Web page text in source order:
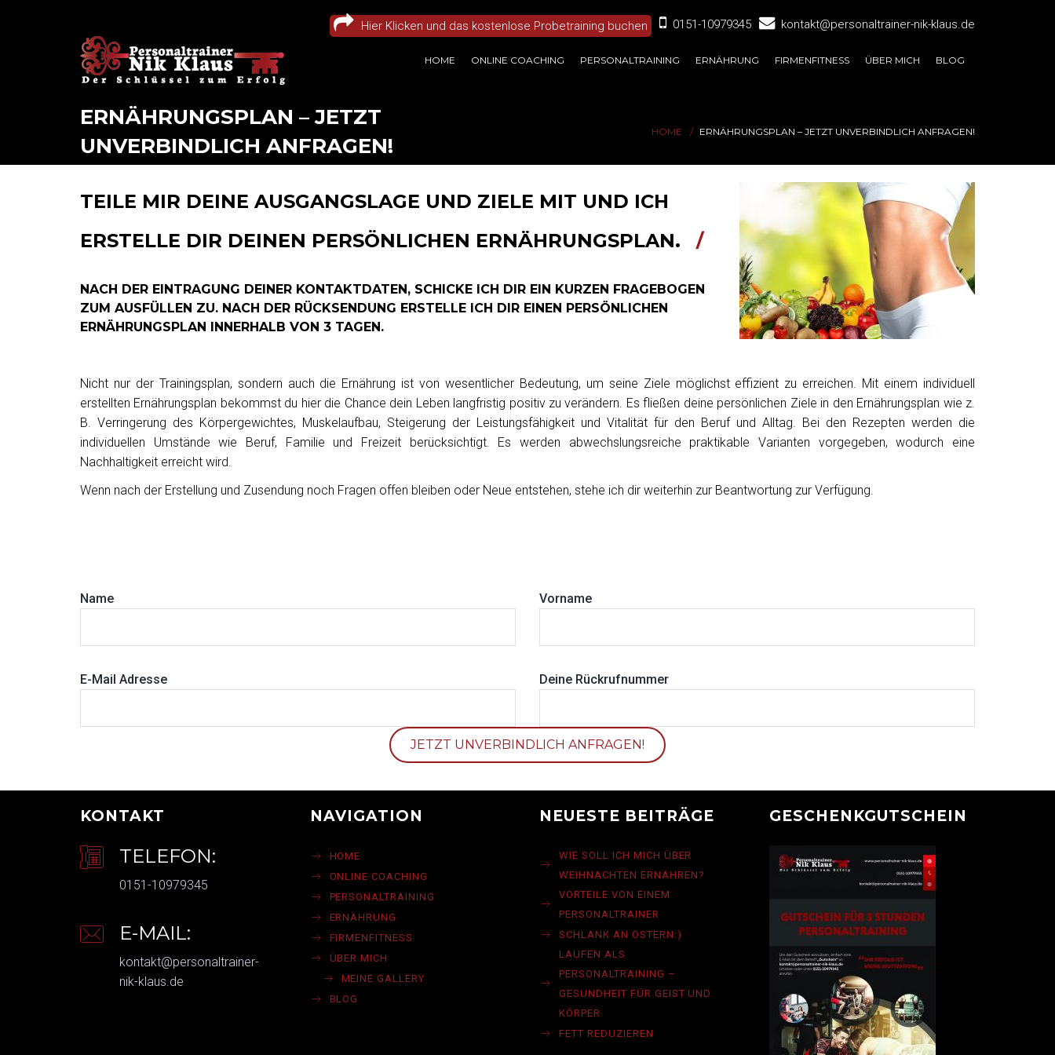
kontakt@personaltrainer-nik-klaus.de
0151-10979345
Hier Klicken und das kostenlose Probetraining buchen
HOME ONLINE COACHING PERSONALTRAINING ERNÄHRUNG FIRMENFITNESS ÜBER MICH BLOG
ERNÄHRUNGSPLAN – JETZT
UNVERBINDLICH ANFRAGEN!
HOME ERNÄHRUNGSPLAN – JETZT UNVERBINDLICH ANFRAGEN!
TEILE MIR DEINE AUSGANGSLAGE UND ZIELE MIT UND ICH
ERSTELLE DIR DEINEN PERSÖNLICHEN ERNÄHRUNGSPLAN.
NACH DER EINTRAGUNG DEINER KONTAKTDATEN, SCHICKE ICH DIR EIN KURZEN FRAGEBOGEN
ZUM AUSFÜLLEN ZU. NACH DER RÜCKSENDUNG ERSTELLE ICH DIR EINEN PERSÖNLICHEN
ERNÄHRUNGSPLAN INNERHALB VON 3 TAGEN.
Nicht nur der Trainingsplan, sondern auch die Ernährung ist von wesentlicher Bedeutung, um seine Ziele möglichst effizient zu erreichen. Mit einem individuell
erstellten Ernährungsplan bekommst du hier die Chance dein Leben langfristig positiv zu verändern. Es fließen deine persönlichen Ziele in den Ernährungsplan wie z.
B. Verringerung des Körpergewichtes, Muskelaufbau, Steigerung der Leistungsfähigkeit und Vitalität für den Beruf und Alltag. Bei den Rezepten werden die
individuellen Umstände wie Beruf, Familie und Freizeit berücksichtigt. Es werden abwechslungsreiche praktikable Varianten vorgegeben, wodurch eine
Nachhaltigkeit erreicht wird.
Wenn nach der Erstellung und Zusendung noch Fragen offen bleiben oder Neue entstehen, stehe ich dir weiterhin zur Beantwortung zur Verfügung.
Name Vorname
E-Mail Adresse Deine Rückrufnummer
KONTAKT
TELEFON:
0151-10979345
E-MAIL:
kontakt@personaltrainer-
nik-klaus.de
NAVIGATION
HOME
ONLINE COACHING
PERSONALTRAINING
ERNÄHRUNG
FIRMENFITNESS
ÜBER MICH
MEINE GALLERY
BLOG
NEUESTE BEITRÄGE
WIE SOLL ICH MICH ÜBER
WEIHNACHTEN ERNÄHREN?
VORTEILE VON EINEM
PERSONALTRAINER
SCHLANK AN OSTERN:)
LAUFEN ALS
PERSONALTRAINING –
GESUNDHEIT FÜR GEIST UND
KÖRPER
FETT REDUZIEREN
GESCHENKGUTSCHEIN